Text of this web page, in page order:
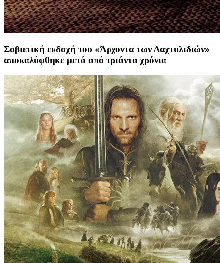
Σοβιετική εκδοχή του «Άρχοντα των Δαχτυλιδιών»
αποκαλύφθηκε μετά από τριάντα χρόνια